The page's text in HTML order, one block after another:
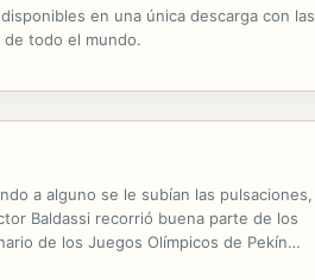
en una única descarga con las
de todo el mundo.
a alguno se le subían las pulsaciones,
Baldassi recorrió buena parte de los
de los Juegos Olímpicos de Pekín